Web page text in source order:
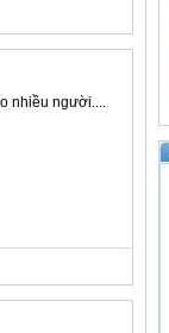
nhiều người....